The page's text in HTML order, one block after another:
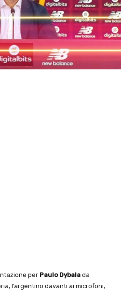
per Paulo Dybala da
l’argentino davanti ai microfoni,